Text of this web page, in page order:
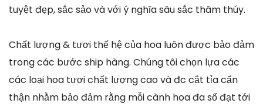
tuyệt đẹp, sắc sảo và với ý nghĩa sâu sắc thâm thúy.
Chất lượng & tươi thế hệ của hoa luôn được bảo đảm
trong các bước ship hàng. Chúng tôi chọn lựa các
các loại hoa tươi chất lượng cao và đc cắt tỉa cẩn
thận nhằm bảo đảm rằng mỗi cành hoa đa số đạt tới